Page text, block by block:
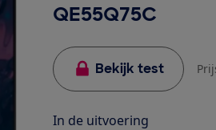
QE55Q75C
Bekijk test
In de uitvoering